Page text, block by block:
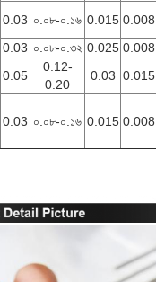
0.03 ০.০৮-০.১৬ 0.015 0.008
0.03 ০.০৮-০.৩২ 0.025 0.008
0.05
0.12-
0.20
0.03 0.015
0.03 ০.০৮-০.১৬ 0.015 0.008